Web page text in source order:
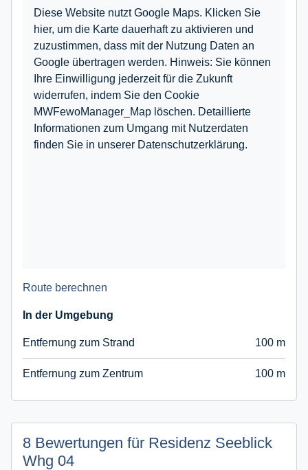
Diese Website nutzt Google Maps. Klicken Sie
hier, um die Karte dauerhaft zu aktivieren und
zuzustimmen, dass mit der Nutzung Daten an
Google übertragen werden. Hinweis: Sie können
Ihre Einwilligung jederzeit für die Zukunft
widerrufen, indem Sie den Cookie
MWFewoManager_Map löschen. Detaillierte
Informationen zum Umgang mit Nutzerdaten
finden Sie in unserer Datenschutzerklärung.
Route berechnen
In der Umgebung
Entfernung zum Strand 100 m
Entfernung zum Zentrum 100 m
8 Bewertungen für Residenz Seeblick
Whg 04